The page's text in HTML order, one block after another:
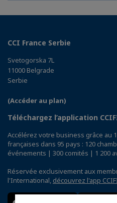
CCI France Serbie
Svetogorska 7L
11000 Belgrade
Serbie
(Accéder au plan)
Téléchargez l’application
Accélérez votre business grâce au
françaises dans 95 pays : 120
événements | 300 comités | 1 200
Réservée exclusivement aux
l'International, découvrez l'app